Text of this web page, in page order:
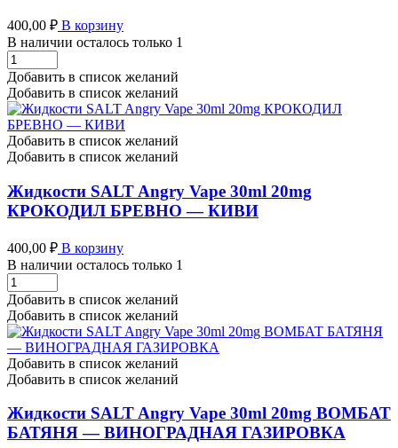
400,00 ₽ В корзину
В наличии осталось только 1
Жидкости
SALT
Angry
Vape
30ml
20mg
ЛЕОПАРД
ПЯТНО
-
АНАНАСОВАЯ
ГАЗИРОВКА
Добавить в список желаний
Добавить в список желаний
Добавить в список желаний
Добавить в список желаний
Жидкости SALT Angry Vape 30ml 20mg
КРОКОДИЛ БРЕВНО — КИВИ
400,00 ₽ В корзину
В наличии осталось только 1
Жидкости
SALT
Angry
Vape
30ml
20mg
КРОКОДИЛ
БРЕВНО
-
КИВИ
количество
Добавить в список желаний
Добавить в список желаний
Добавить в список желаний
Добавить в список желаний
Жидкости SALT Angry Vape 30ml 20mg ВОМБАТ
БАТЯНЯ — ВИНОГРАДНАЯ ГАЗИРОВКА